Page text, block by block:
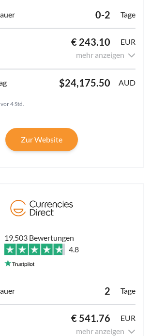
0-2 Tage
€ 243.10
EUR
mehr anzeigen
$24,175.50 AUD
vor 4 Std.
Zur Website
19,503 Bewertungen
4.8
2 Tage
€ 541.76
EUR
mehr anzeigen